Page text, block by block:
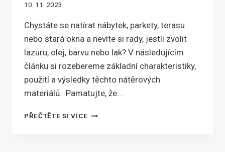
10. 11. 2023
Chystáte se natírat nábytek, parkety, terasu
nebo stará okna a nevíte si rady, jestli zvolit
lazuru, olej, barvu nebo lak? V následujícím
článku si rozebereme základní charakteristiky,
použití a výsledky těchto nátěrových
materiálů. Pamatujte, že…
PŘEČTĚTE SI VÍCEROZDÍLY